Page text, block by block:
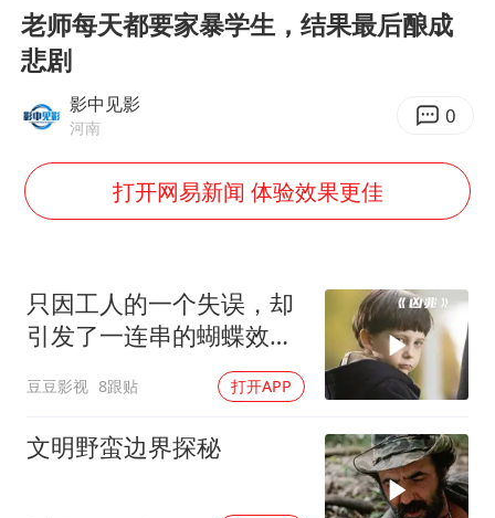
实探山东最热的“中国蔬菜之乡”
台风白海豚最新路径研判来了
粉笔发布“自曝式”公开信
服务实体经济 财政金融打出组合拳
男子结婚8年发现3个女儿均非亲生
奋进开新局 实干挑大梁
老师每天都要家暴学生，结果最后酿成
悲剧
影中见影
河南 0
打开网易新闻 体验效果更佳
只因工人的一个失误，却
引发了一连串的蝴蝶效
应！惊悚片《凶兆》
豆豆影视 8跟贴 打开APP
文明野蛮边界探秘